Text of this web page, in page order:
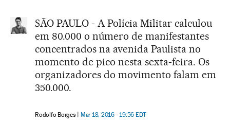
SÃO PAULO - A Polícia Militar calculou
em 80.000 o número de manifestantes
concentrados na avenida Paulista no
momento de pico nesta sexta-feira. Os
organizadores do movimento falam em
350.000.
Rodolfo Borges Mar 18, 2016 - 19:56 EDT